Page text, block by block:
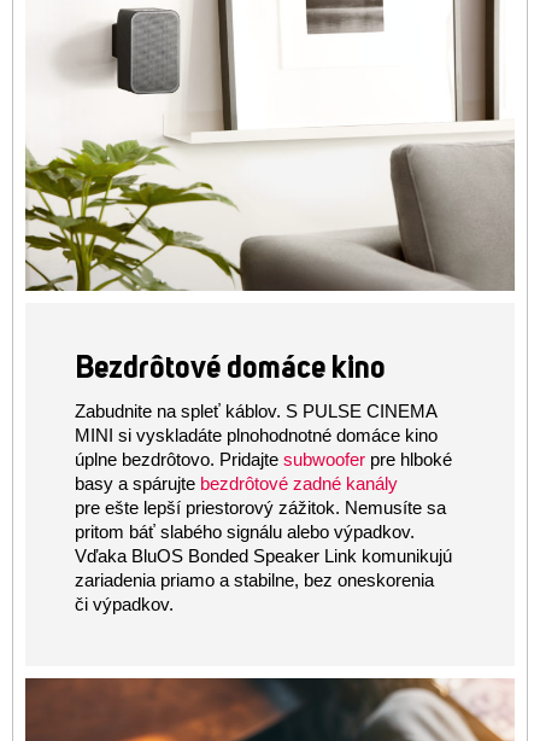
Bezdrôtové domáce kino
Zabudnite na spleť káblov. S PULSE CINEMA
MINI si vyskladáte plnohodnotné domáce kino
úplne bezdrôtovo. Pridajte subwooferpre hlboké
basy a spárujte bezdrôtové zadné kanály
pre ešte lepší priestorový zážitok. Nemusíte sa
pritom báť slabého signálu alebo výpadkov.
Vďaka BluOS Bonded Speaker Link komunikujú
zariadenia priamo a stabilne, bez oneskorenia
či výpadkov.